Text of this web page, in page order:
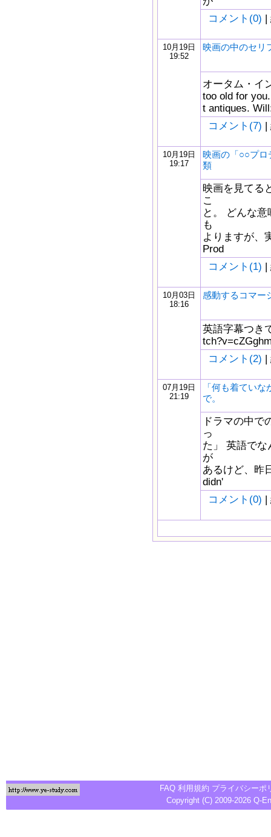
コメント(0) |
10月19日
19:52
映画の中のセリ
オータム・イ
too old for
t antiques.
コメント(7) |
10月19日
19:17
映画の「○○プロ
類
映画を見てる
こ
と。 どんな
も
よりますが、
Prod
コメント(1) |
10月03日
18:16
感動するコマー
英語字幕つき
コメント(2) |
07月19日
21:19
「何も着てい
で。
ドラマの中で
っ
た」 英語で
が
あるけど、昨
didn'
コメント(0) |
FAQ 利用規約 プライバシーポ
Copyright (C) 2009-2026 Q-